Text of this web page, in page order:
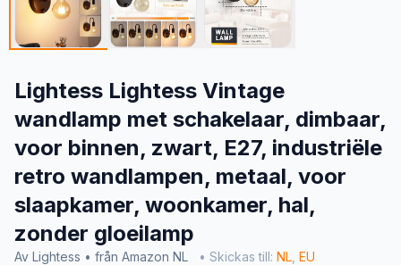
Lightess Lightess Vintage
wandlamp met schakelaar, dimbaar,
voor binnen, zwart, E27, industriële
retro wandlampen, metaal, voor
slaapkamer, woonkamer, hal,
zonder gloeilamp
Av Lightess • från Amazon NL • Skickas till: NL EU